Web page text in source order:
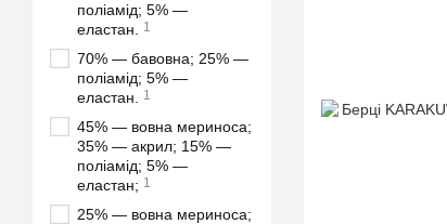
поліамід; 5% —
еластан.
1
70% — бавовна; 25% —
поліамід; 5% —
еластан.
1
45% — вовна мериноса;
35% — акрил; 15% —
поліамід; 5% —
еластан; 1
25% — вовна мериноса;